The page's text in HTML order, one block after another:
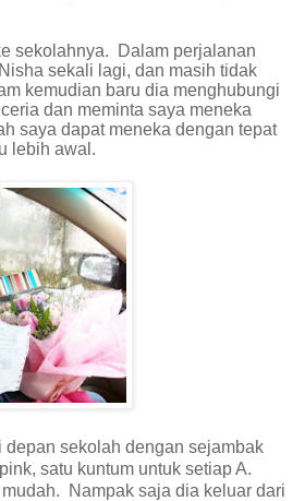
sekolahnya.
Dalam perjalanan
sekali lagi, dan masih tidak
kemudian baru dia menghubungi
dan meminta saya meneka
saya dapat meneka dengan tepat
lebih awal.
depan sekolah dengan sejambak
satu kuntum untuk setiap A.
Nampak saja dia keluar dari